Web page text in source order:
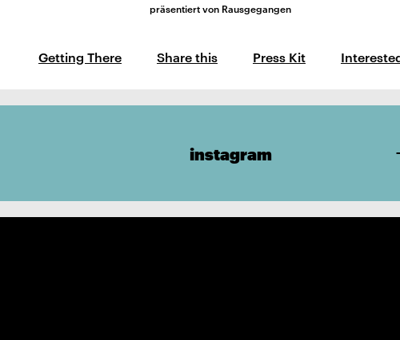
präsentiert von Rausgegangen
Getting There Share this Press Kit
instagram